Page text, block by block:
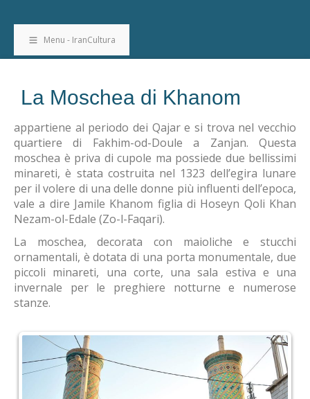
Menu - IranCultura
La Moschea di Khanom
appartiene al periodo dei Qajar e si trova nel vecchio
quartiere di Fakhim-od-Doule a Zanjan. Questa
moschea è priva di cupole ma possiede due bellissimi
minareti, è stata costruita nel 1323 dell’egira lunare
per il volere di una delle donne più influenti dell’epoca,
vale a dire Jamile Khanom figlia di Hoseyn Qoli Khan
Nezam-ol-Edale (Zo-l-Faqari).
La moschea, decorata con maioliche e stucchi
ornamentali, è dotata di una porta monumentale, due
piccoli minareti, una corte, una sala estiva e una
invernale per le preghiere notturne e numerose
stanze.